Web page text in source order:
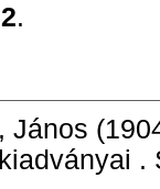
2.
János
.